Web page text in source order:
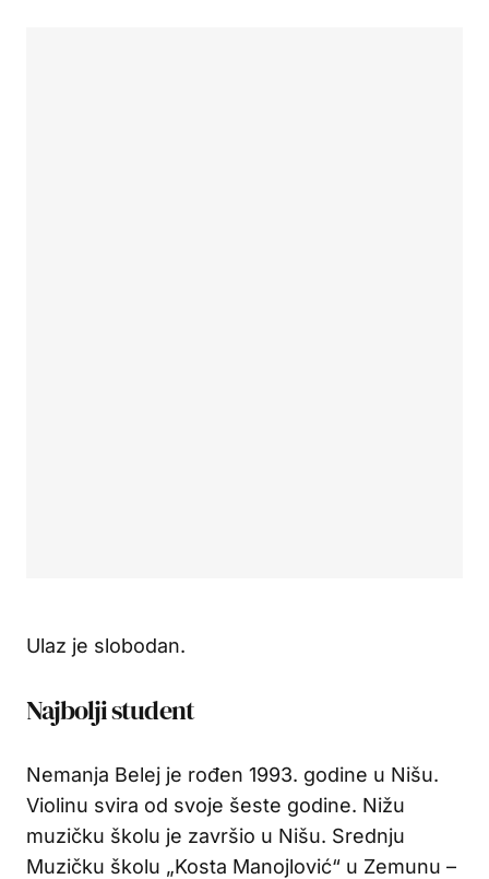
Ulaz je slobodan.
Najbolji student
Nemanja Belej je rođen 1993. godine u Nišu.
Violinu svira od svoje šeste godine. Nižu
muzičku školu je završio u Nišu. Srednju
Muzičku školu „Kosta Manojlović“ u Zemunu –